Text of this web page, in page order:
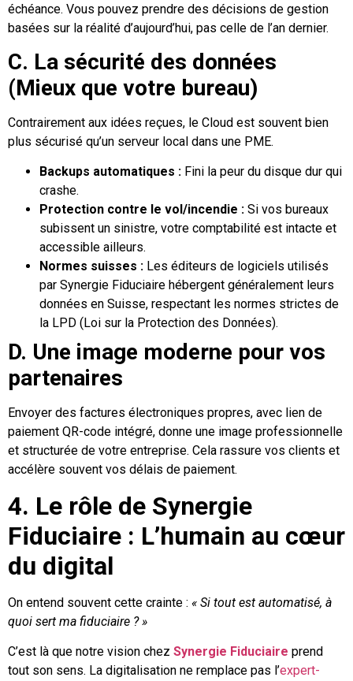
échéance. Vous pouvez prendre des décisions de gestion
basées sur la réalité d’aujourd’hui, pas celle de l’an dernier.
C. La sécurité des données
(Mieux que votre bureau)
Contrairement aux idées reçues, le Cloud est souvent bien
plus sécurisé qu’un serveur local dans une PME.
Backups automatiques : Fini la peur du disque dur qui
crashe.
Protection contre le vol/incendie : Si vos bureaux
subissent un sinistre, votre comptabilité est intacte et
accessible ailleurs.
Normes suisses : Les éditeurs de logiciels utilisés
par Synergie Fiduciaire hébergent généralement leurs
données en Suisse, respectant les normes strictes de
la LPD (Loi sur la Protection des Données).
D. Une image moderne pour vos
partenaires
Envoyer des factures électroniques propres, avec lien de
paiement QR-code intégré, donne une image professionnelle
et structurée de votre entreprise. Cela rassure vos clients et
accélère souvent vos délais de paiement.
4. Le rôle de Synergie
Fiduciaire : L’humain au cœur
du digital
On entend souvent cette crainte : « Si tout est automatisé, à
quoi sert ma fiduciaire ? »
C’est là que notre vision chez Synergie Fiduciaire prend
tout son sens. La digitalisation ne remplace pas l’expert-